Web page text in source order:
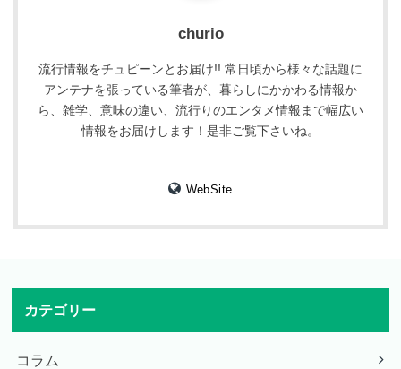
churio
流行情報をチュピーンとお届け!! 常日頃から様々な話題に
アンテナを張っている筆者が、暮らしにかかわる情報か
ら、雑学、意味の違い、流行りのエンタメ情報まで幅広い
情報をお届けします！是非ご覧下さいね。
WebSite
カテゴリー
コラム